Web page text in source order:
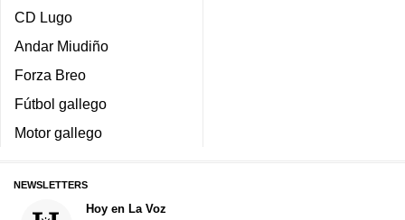
CD Lugo
Andar Miudiño
Forza Breo
Fútbol gallego
Motor gallego
NEWSLETTERS
Hoy en La Voz